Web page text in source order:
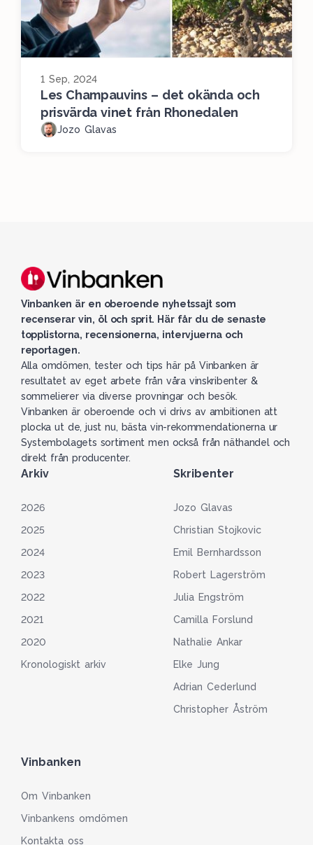
1 Sep, 2024
Les Champauvins – det okända och
prisvärda vinet från Rhonedalen
Jozo Glavas
Vinbanken är en oberoende nyhetssajt som
recenserar vin, öl och sprit. Här får du de senaste
topplistorna, recensionerna, intervjuerna och
reportagen.
Alla omdömen, tester och tips här på Vinbanken är
resultatet av eget arbete från våra vinskribenter &
sommelierer via diverse provningar och besök.
Vinbanken är oberoende och vi drivs av ambitionen att
plocka ut de, just nu, bästa vin-rekommendationerna ur
Systembolagets sortiment men också från näthandel och
direkt från producenter.
Arkiv
2026
2025
2024
2023
2022
2021
2020
Kronologiskt arkiv
Skribenter
Jozo Glavas
Christian Stojkovic
Emil Bernhardsson
Robert Lagerström
Julia Engström
Camilla Forslund
Nathalie Ankar
Elke Jung
Adrian Cederlund
Christopher Åström
Vinbanken
Om Vinbanken
Vinbankens omdömen
Kontakta oss